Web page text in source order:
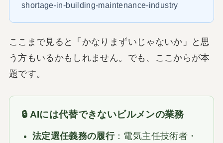
shortage-in-building-maintenance-industry
ここまで見ると「かなりまずいじゃないか」と思
う方もいるかもしれません。でも、ここからが本
題です。
🔒 AIには代替できないビルメンの業務
法定選任義務の履行：電気主任技術者・